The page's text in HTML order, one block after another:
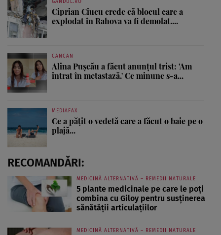
GANDUL.RO
Ciprian Ciucu crede că blocul care a
explodat în Rahova va fi demolat....
CANCAN
Alina Pușcău a făcut anunțul trist: 'Am
intrat în metastază.' Ce minune s-a...
MEDIAFAX
Ce a pățit o vedetă care a făcut o baie pe o
plajă...
RECOMANDĂRI:
MEDICINĂ ALTERNATIVĂ – REMEDII NATURALE
5 plante medicinale pe care le poți
combina cu Giloy pentru susținerea
sănătății articulațiilor
MEDICINĂ ALTERNATIVĂ – REMEDII NATURALE